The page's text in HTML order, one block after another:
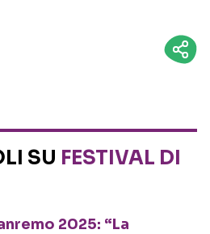
SU FESTIVAL DI
2025: “La